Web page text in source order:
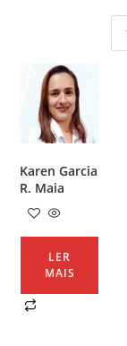
Karen Garcia
R. Maia
LER
MAIS